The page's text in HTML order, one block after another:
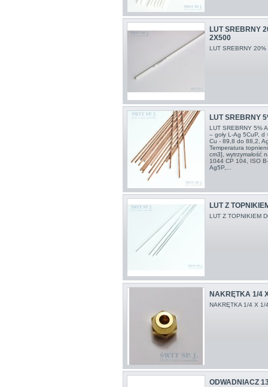
LUT SREBRNY
2X500
LUT SREBRNY
LUT SREBRNY
LUT SREBRNY
– goły L-Ag 5CuP, d
Cu - 89,8 do 88,2,
Temperatura
cm3], wytrzymałość
1044 CP 104, ISO
Ag5P,...
LUT Z
LUT Z TOPNIKIEM
NAKRĘTKA 1/4
NAKRĘTKA 1/4 X 1/
ODWADNIACZ